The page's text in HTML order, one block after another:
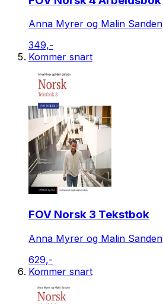
Anna Myrer og Malin Sanden
349,-
Kommer snart
FOV Norsk 3 Tekstbok
Anna Myrer og Malin Sanden
629,-
Kommer snart